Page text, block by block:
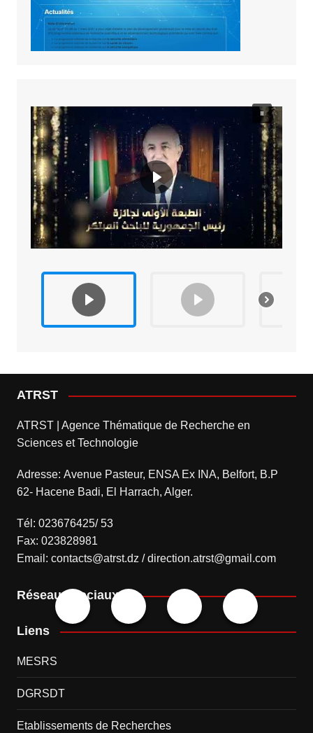
ATRST
ATRST | Agence Thématique de Recherche en
Sciences et Technologie
Adresse: Avenue Pasteur, ENSA Ex INA, Belfort, B.P
62- Hacene Badi, El Harrach, Alger.
Tél: 023676425/ 53
Fax: 023828981
Email: contacts@atrst.dz / direction.atrst@gmail.com
Réseaux sociaux
Liens
MESRS
DGRSDT
Etablissements de Recherches